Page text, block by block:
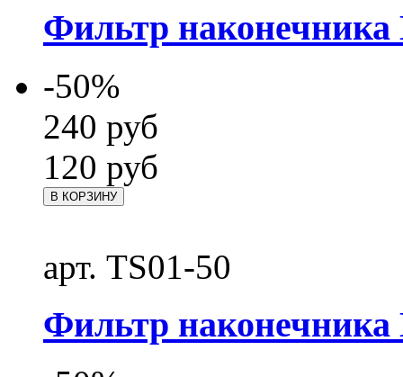
Фильтр наконечника
-50%
240 руб
120 руб
В КОРЗИНУ
арт. TS01-50
Фильтр наконечника